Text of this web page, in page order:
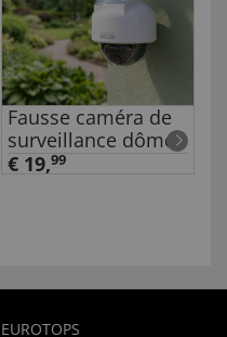
Fausse caméra de
surveillance dôme
€ 19,99
EUROTOPS